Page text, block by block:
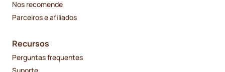
Nos recomende
Parceiros e afiliados
Recursos
Perguntas frequentes